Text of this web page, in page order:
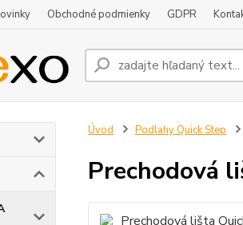
Obchodné podmienky GDPR
Úvod Podlahy Quick Step
Prechodová